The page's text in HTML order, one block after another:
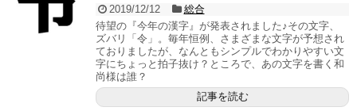
2019/12/12
総合
待望の『今年の漢字』が発表されました♪その文字、
ズバリ「令」。毎年恒例、さまざまな文字が予想され
ておりましたが、なんともシンプルでわかりやすい文
字にちょっと拍子抜け？ところで、あの文字を書く和
尚様は誰？
記事を読む